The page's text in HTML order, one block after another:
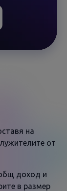
на
от
доход и
в размер